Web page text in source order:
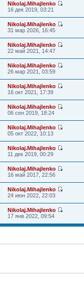
Nikolaj.Mihajlenko
16 дек 2019, 03:21
Nikolaj.Mihajlenko
31 мар 2026, 16:45
Nikolaj.Mihajlenko
22 май 2021, 14:47
Nikolaj.Mihajlenko
26 мар 2021, 03:59
Nikolaj.Mihajlenko
16 окт 2021, 17:39
Nikolaj.Mihajlenko
06 сен 2019, 18:24
Nikolaj.Mihajlenko
05 окт 2022, 10:13
Nikolaj.Mihajlenko
11 дек 2019, 00:29
Nikolaj.Mihajlenko
16 май 2017, 22:56
Nikolaj.Mihajlenko
24 июн 2022, 22:03
Nikolaj.Mihajlenko
17 янв 2022, 09:54